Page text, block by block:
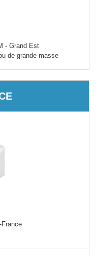
- Grand Est
de grande masse
France